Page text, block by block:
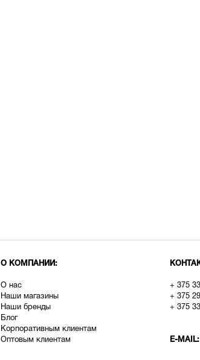
О КОМПАНИИ:
О нас
Наши магазины
Наши бренды
Блог
Корпоративным клиентам
Оптовым клиентам
+ 375
+ 375
+ 375
E-MAIL: